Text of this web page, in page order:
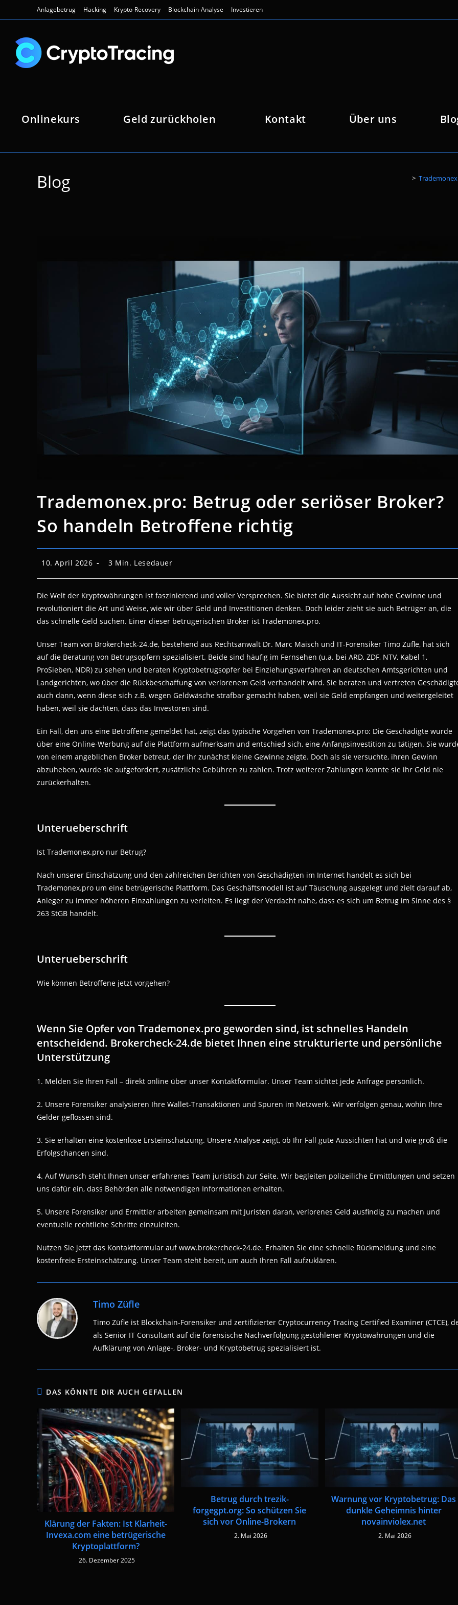
Inhalt
Anlagebetrug Hacking Krypto-Recovery Blockchain-Analyse Investieren
Onlinekurs Geld zurückholen Kontakt Über uns
Blog >
Trademonex.pro: Betrug oder seriöser Broker?
So handeln Betroffene richtig
Beitrag
veröffentlicht:
10. April 2026 Lesedauer:
3 Min. Lesedauer
Die Welt der Kryptowährungen ist faszinierend und voller Versprechen. Sie bietet die Aussicht auf hohe Gewinne und
revolutioniert die Art und Weise, wie wir über Geld und Investitionen denken. Doch leider zieht sie auch Betrüger an, die
das schnelle Geld suchen. Einer dieser betrügerischen Broker ist Trademonex.pro.
Unser Team von Brokercheck-24.de, bestehend aus Rechtsanwalt Dr. Marc Maisch und IT-Forensiker Timo Züfle, hat sich
auf die Beratung von Betrugsopfern spezialisiert. Beide sind häufig im Fernsehen (u.a. bei ARD, ZDF, NTV, Kabel 1,
ProSieben, NDR) zu sehen und beraten Kryptobetrugsopfer bei Einziehungsverfahren an deutschen Amtsgerichten und
Landgerichten, wo über die Rückbeschaffung von verlorenem Geld verhandelt wird. Sie beraten und vertreten
auch dann, wenn diese sich z.B. wegen Geldwäsche strafbar gemacht haben, weil sie Geld empfangen und weitergeleitet
haben, weil sie dachten, dass das Investoren sind.
Ein Fall, den uns eine Betroffene gemeldet hat, zeigt das typische Vorgehen von Trademonex.pro: Die Geschädigte wurde
über eine Online-Werbung auf die Plattform aufmerksam und entschied sich, eine Anfangsinvestition zu tätigen. Sie
von einem angeblichen Broker betreut, der ihr zunächst kleine Gewinne zeigte. Doch als sie versuchte, ihren Gewinn
abzuheben, wurde sie aufgefordert, zusätzliche Gebühren zu zahlen. Trotz weiterer Zahlungen konnte sie ihr Geld nie
zurückerhalten.
Unterueberschrift
Ist Trademonex.pro nur Betrug?
Nach unserer Einschätzung und den zahlreichen Berichten von Geschädigten im Internet handelt es sich bei
Trademonex.pro um eine betrügerische Plattform. Das Geschäftsmodell ist auf Täuschung ausgelegt und zielt darauf ab,
Anleger zu immer höheren Einzahlungen zu verleiten. Es liegt der Verdacht nahe, dass es sich um Betrug im Sinne des §
263 StGB handelt.
Unterueberschrift
Wie können Betroffene jetzt vorgehen?
Wenn Sie Opfer von Trademonex.pro geworden sind, ist schnelles Handeln
entscheidend. Brokercheck-24.de bietet Ihnen eine strukturierte und persönliche
Unterstützung
1. Melden Sie Ihren Fall – direkt online über unser Kontaktformular. Unser Team sichtet jede Anfrage persönlich.
2. Unsere Forensiker analysieren Ihre Wallet-Transaktionen und Spuren im Netzwerk. Wir verfolgen genau, wohin Ihre
Gelder geflossen sind.
3. Sie erhalten eine kostenlose Ersteinschätzung. Unsere Analyse zeigt, ob Ihr Fall gute Aussichten hat und wie groß die
Erfolgschancen sind.
4. Auf Wunsch steht Ihnen unser erfahrenes Team juristisch zur Seite. Wir begleiten polizeiliche Ermittlungen und setzen
uns dafür ein, dass Behörden alle notwendigen Informationen erhalten.
5. Unsere Forensiker und Ermittler arbeiten gemeinsam mit Juristen daran, verlorenes Geld ausfindig zu machen und
eventuelle rechtliche Schritte einzuleiten.
Nutzen Sie jetzt das Kontaktformular auf www.brokercheck-24.de. Erhalten Sie eine schnelle Rückmeldung und eine
kostenfreie Ersteinschätzung. Unser Team steht bereit, um auch Ihren Fall aufzuklären.
Timo Züfle
Timo Züfle ist Blockchain-Forensiker und zertifizierter Cryptocurrency Tracing Certified Examiner (CTCE),
als Senior IT Consultant auf die forensische Nachverfolgung gestohlener Kryptowährungen und die
Aufklärung von Anlage-, Broker- und Kryptobetrug spezialisiert ist.
DAS KÖNNTE DIR AUCH GEFALLEN
Klärung der Fakten: Ist Klarheit-
Invexa.com eine betrügerische
Kryptoplattform?
26. Dezember 2025
Betrug durch trezik-
forgegpt.org: So schützen Sie
sich vor Online-Brokern
2. Mai 2026
Warnung vor Kryptobetrug: Das
dunkle Geheimnis hinter
novainviolex.net
2. Mai 2026